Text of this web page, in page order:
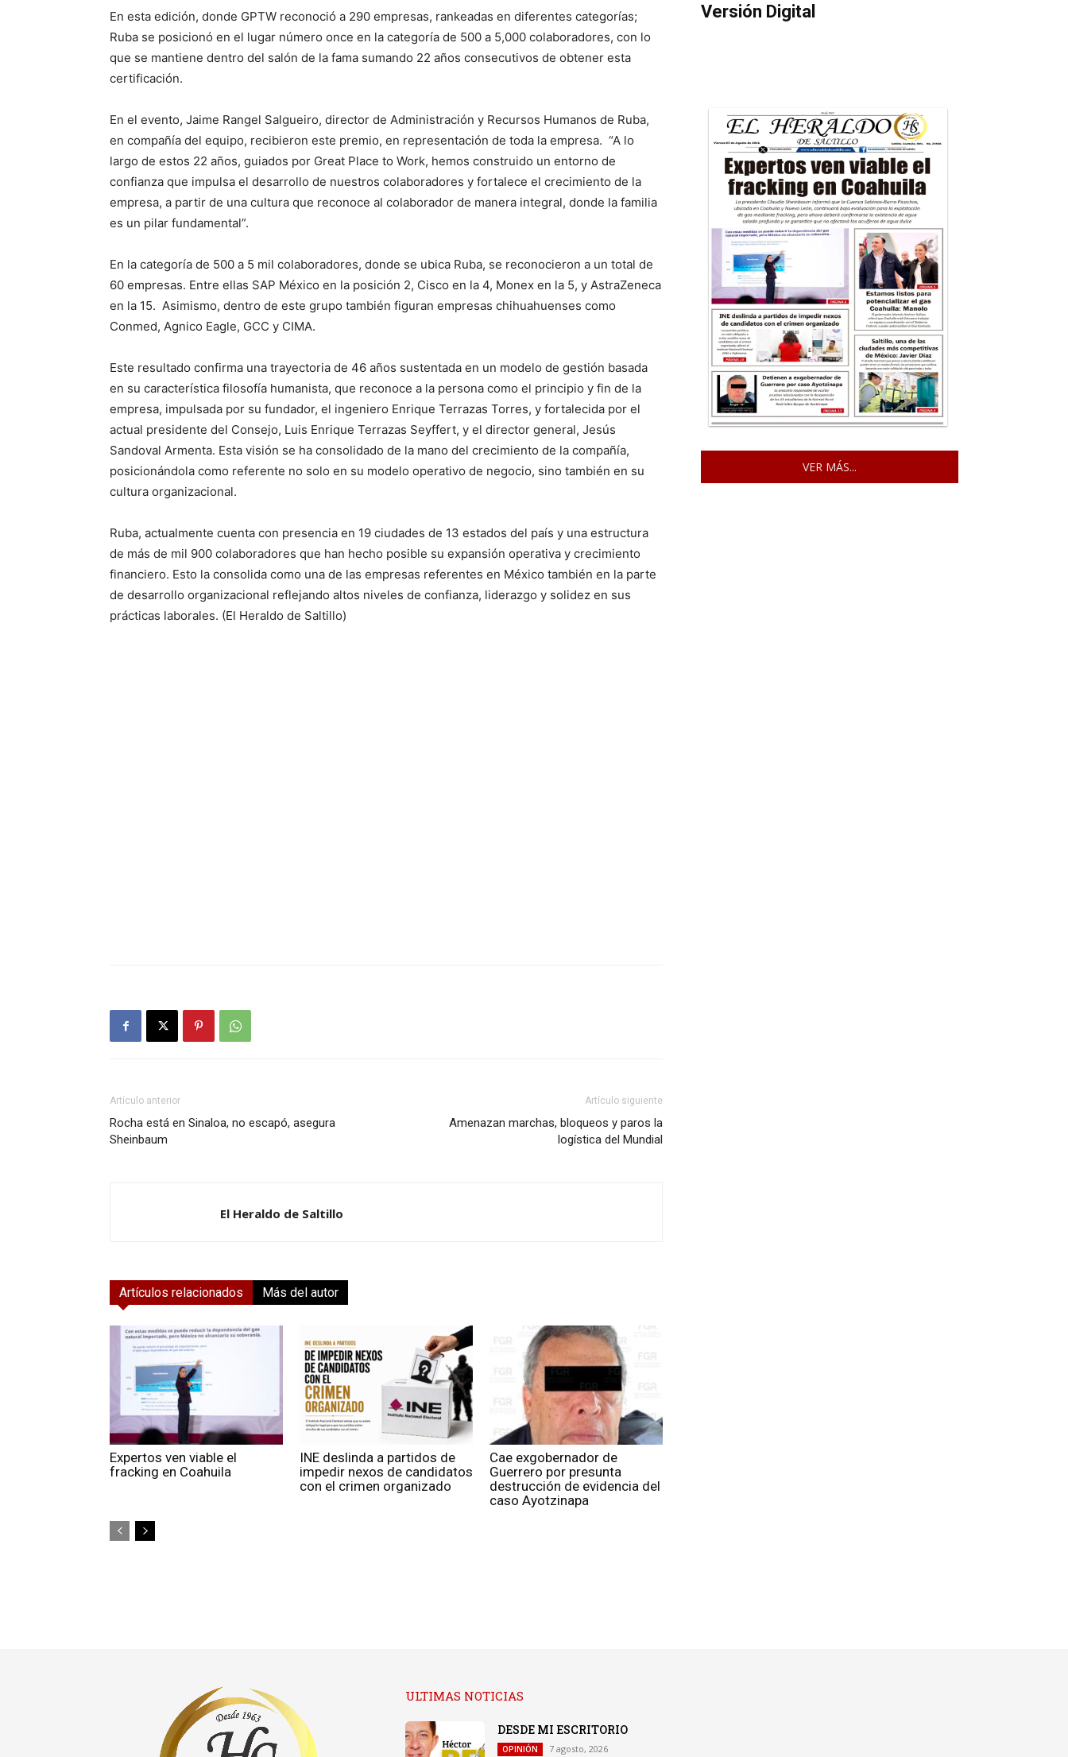
En esta edición, donde GPTW reconoció a 290 empresas, rankeadas en diferentes categorías;
Ruba se posicionó en el lugar número once en la categoría de 500 a 5,000 colaboradores, con lo
que se mantiene dentro del salón de la fama sumando 22 años consecutivos de obtener esta
certificación.
En el evento, Jaime Rangel Salgueiro, director de Administración y Recursos Humanos de Ruba,
en compañía del equipo, recibieron este premio, en representación de toda la empresa. “A lo
largo de estos 22 años, guiados por Great Place to Work, hemos construido un entorno de
confianza que impulsa el desarrollo de nuestros colaboradores y fortalece el crecimiento de la
empresa, a partir de una cultura que reconoce al colaborador de manera integral, donde la familia
es un pilar fundamental”.
En la categoría de 500 a 5 mil colaboradores, donde se ubica Ruba, se reconocieron a un total de
60 empresas. Entre ellas SAP México en la posición 2, Cisco en la 4, Monex en la 5, y AstraZeneca
en la 15. Asimismo, dentro de este grupo también figuran empresas chihuahuenses como
Conmed, Agnico Eagle, GCC y CIMA.
Este resultado confirma una trayectoria de 46 años sustentada en un modelo de gestión basada
en su característica filosofía humanista, que reconoce a la persona como el principio y fin de la
empresa, impulsada por su fundador, el ingeniero Enrique Terrazas Torres, y fortalecida por el
actual presidente del Consejo, Luis Enrique Terrazas Seyffert, y el director general, Jesús
Sandoval Armenta. Esta visión se ha consolidado de la mano del crecimiento de la compañía,
posicionándola como referente no solo en su modelo operativo de negocio, sino también en su
cultura organizacional.
Ruba, actualmente cuenta con presencia en 19 ciudades de 13 estados del país y una estructura
de más de mil 900 colaboradores que han hecho posible su expansión operativa y crecimiento
financiero. Esto la consolida como una de las empresas referentes en México también en la parte
de desarrollo organizacional reflejando altos niveles de confianza, liderazgo y solidez en sus
prácticas laborales. (El Heraldo de Saltillo)
Artículo anterior
Rocha está en Sinaloa, no escapó, asegura
Sheinbaum
Artículo siguiente
Amenazan marchas, bloqueos y paros la
logística del Mundial
El Heraldo de Saltillo
Artículos relacionados Más del autor
Expertos ven viable el
fracking en Coahuila
INE deslinda a partidos de
impedir nexos de candidatos
con el crimen organizado
Cae exgobernador de
Guerrero por presunta
destrucción de evidencia del
caso Ayotzinapa
Versión Digital
VER MÁS...
ULTIMAS NOTICIAS
DESDE MI ESCRITORIO
OPINIÓN 7 agosto, 2026